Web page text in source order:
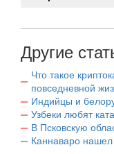
Другие
Что такое
повседневной
Индийцы и
Узбеки любят
В Псковскую
Каннаваро нашел